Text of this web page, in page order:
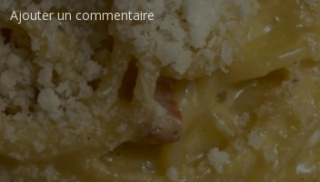
Ajouter un commentaire